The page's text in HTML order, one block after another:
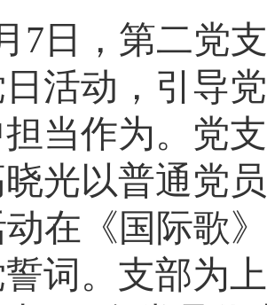
7日
，第二党
活动，引导
当作为。 党
晓光以普通党
在《国际歌
誓词。支部为